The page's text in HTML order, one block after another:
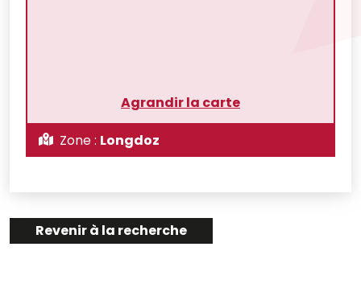
Agrandir la carte
Zone : Longdoz
Revenir à la recherche